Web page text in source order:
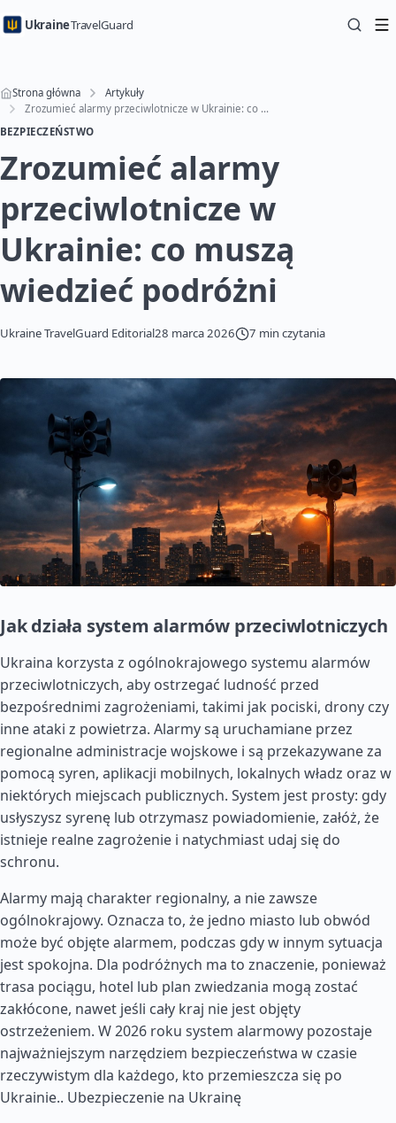
UkraineTravelGuard
Strona główna
Artykuły
Zrozumieć alarmy przeciwlotnicze w Ukrainie: co muszą wiedzieć podróżni
BEZPIECZEŃSTWO
Zrozumieć alarmy
przeciwlotnicze w
Ukrainie: co muszą
wiedzieć podróżni
Ukraine TravelGuard Editorial28 marca 2026 7 min czytania
Jak działa system alarmów przeciwlotniczych
Ukraina korzysta z ogólnokrajowego systemu alarmów
przeciwlotniczych, aby ostrzegać ludność przed
bezpośrednimi zagrożeniami, takimi jak pociski, drony czy
inne ataki z powietrza. Alarmy są uruchamiane przez
regionalne administracje wojskowe i są przekazywane za
pomocą syren, aplikacji mobilnych, lokalnych władz oraz w
niektórych miejscach publicznych. System jest prosty: gdy
usłyszysz syrenę lub otrzymasz powiadomienie, załóż, że
istnieje realne zagrożenie i natychmiast udaj się do
schronu.
Alarmy mają charakter regionalny, a nie zawsze
ogólnokrajowy. Oznacza to, że jedno miasto lub obwód
może być objęte alarmem, podczas gdy w innym sytuacja
jest spokojna. Dla podróżnych ma to znaczenie, ponieważ
trasa pociągu, hotel lub plan zwiedzania mogą zostać
zakłócone, nawet jeśli cały kraj nie jest objęty
ostrzeżeniem. W 2026 roku system alarmowy pozostaje
najważniejszym narzędziem bezpieczeństwa w czasie
rzeczywistym dla każdego, kto przemieszcza się po
Ukrainie.. Ubezpieczenie na Ukrainę